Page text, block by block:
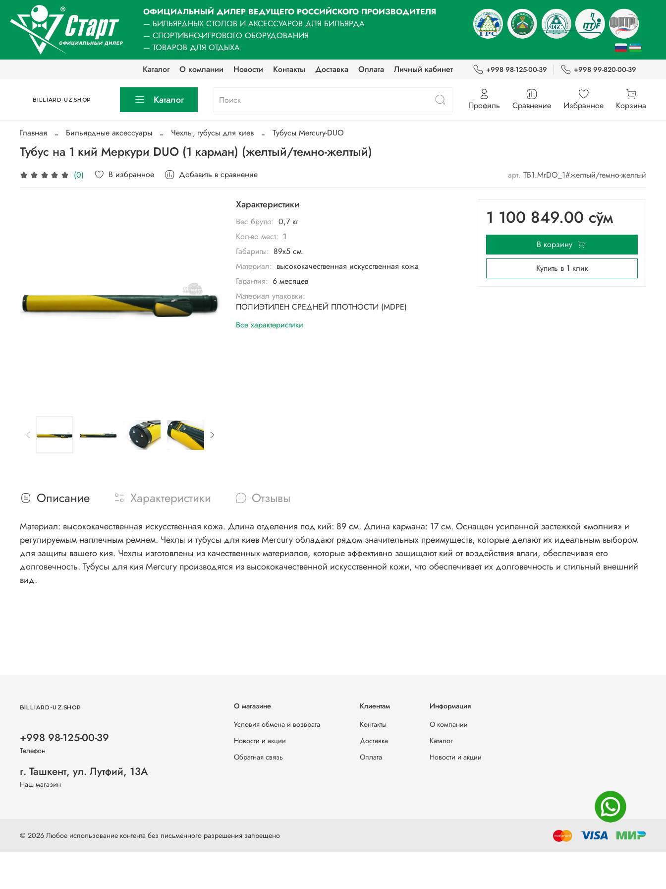
ОФИЦИАЛЬНЫЙ ДИЛЕР ВЕДУЩЕГО РОССИЙСКОГО ПРОИЗВОДИТЕЛЯ
— БИЛЬЯРДНЫХ СТОЛОВ И АКСЕССУАРОВ ДЛЯ БИЛЬЯРДА
— СПОРТИВНО-ИГРОВОГО ОБОРУДОВАНИЯ
— ТОВАРОВ ДЛЯ ОТДЫХА
Каталог
О компании Новости Контакты Доставка Оплата Личный кабинет +998 98-125-00-39 +998 99-820-00-39
BILLIARD-UZ.SHOP Каталог Профиль Сравнение Избранное Корзина
Главная Бильярдные аксессуары Чехлы, тубусы для киев Тубусы Mercury-DUO
Тубус на 1 кий Меркури DUO (1 карман) (желтый/темно-желтый)
(0) В избранное Добавить в сравнение арт. ТБ1.MrDO_1#желтый/темно-желтый
Характеристики
Вес брутто: 0,7 кг
Кол-во мест: 1
Габариты: 89x5 см.
Материал: высококачественная искусственная кожа
Гарантия: 6 месяцев
Материал упаковки:
ПОЛИЭТИЛЕН СРЕДНЕЙ ПЛОТНОСТИ (MDPE)
Все характеристики
1 100 849.00 сўм
В корзину
Купить в 1 клик
Описание Характеристики Отзывы
Материал: высококачественная искусственная кожа. Длина отделения под кий: 89 см. Длина кармана: 17 см. Оснащен усиленной застежкой «молния» и
регулируемым наплечным ремнем. Чехлы и тубусы для киев Mercury обладают рядом значительных преимуществ, которые делают их идеальным выбором
для защиты вашего кия. Чехлы изготовлены из качественных материалов, которые эффективно защищают кий от воздействия влаги, обеспечивая его
долговечность. Тубусы для кия Mercury производятся из высококачественной искусственной кожи, что обеспечивает их долговечность и стильный внешний
вид.
О магазине
Условия обмена и возврата
Новости и акции
Обратная связь
Клиентам
Контакты
Доставка
Оплата
Информация
О компании
Каталог
Новости и акции
BILLIARD-UZ.SHOP
+998 98-125-00-39
Телефон
г. Ташкент, ул. Лутфий, 13А
Наш магазин
© 2026 Любое использование контента без письменного разрешения запрещено